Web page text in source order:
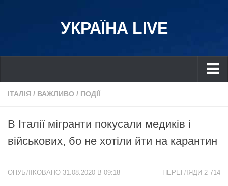
УКРАЇНА LIVE
Україна
Дніпро
Львів
Харків
ІТАЛІЯ / ВАЖЛИВО / ПОДІЇ
В Італії мігранти покусали медиків і
військових, бо не хотіли йти на карантин
ПЕРЕГЛЯДИ 2 714
ОПУБЛІКОВАНО 31.08.2020 В 09:18